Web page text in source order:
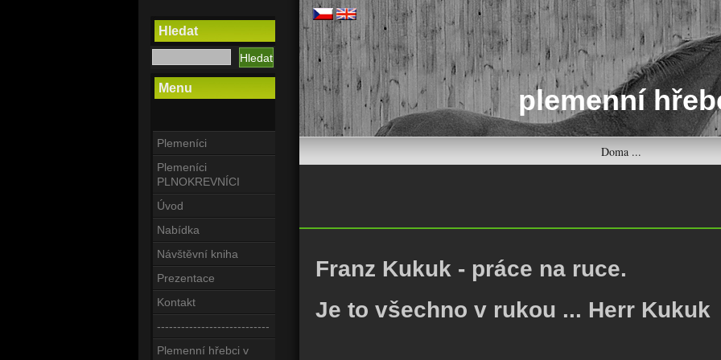
plemenní
Doma ...
Hledat
Menu
Plemeníci
Plemeníci
PLNOKREVNÍCI
Úvod
Nabídka
Návštěvní kniha
Prezentace
Kontakt
----------------------------
Plemenní hřebci v
Franz Kukuk - práce na ruce.
Je to všechno v rukou ... Herr Kukuk